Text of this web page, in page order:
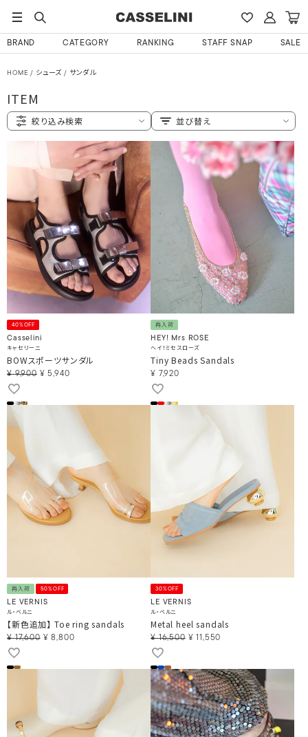
BRAND CATEGORY RANKING STAFF SNAP SALE
HOME シューズ サンダル
ITEM
絞り込み検索 並び替え
40%OFF
Casselini
キャセリーニ
BOWスポーツサンダル
¥ 9,900 ¥ 5,940
再入荷
HEY! Mrs ROSE
ヘイ！ミセスローズ
Tiny Beads Sandals
¥ 7,920
再入荷 50%OFF
LE VERNIS
ル・ベルニ
【新色追加】 Toe ring sandals
¥ 17,600 ¥ 8,800
30%OFF
LE VERNIS
ル・ベルニ
Metal heel sandals
¥ 16,500 ¥ 11,550